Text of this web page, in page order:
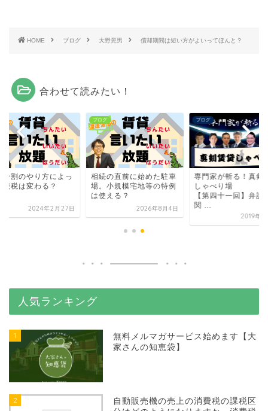
HOME ブログ 大野晃男 償却期間は短い方がよいってほんと？
合わせて読みたい！
分割のやり方によっ
続税は変わる？
2024年2月27日
ブログ
相続の直前に始めた駐車
場。小規模宅地等の特例
は使える？
2026年8月4日
ブログ
専門家が斬る！真剣
しゃべり場
【第四十一回】弁
関 ...
2019年7
人気ランキング
1
無料メルマガサービス始めます【大
家さんの知恵袋】
2
自動販売機の売上の消費税の課税区